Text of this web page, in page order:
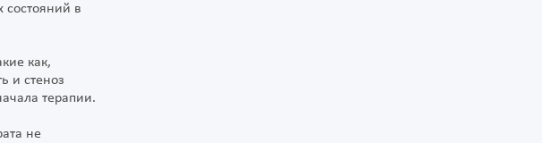
в
как,
и стеноз
терапии.
не